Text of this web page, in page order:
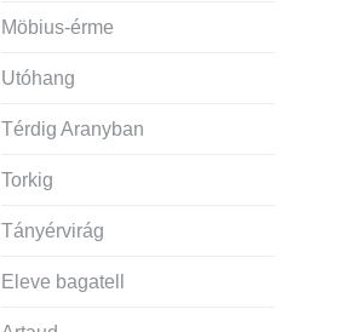
Möbius-érme
Utóhang
Térdig Aranyban
Torkig
Tányérvirág
Eleve bagatell